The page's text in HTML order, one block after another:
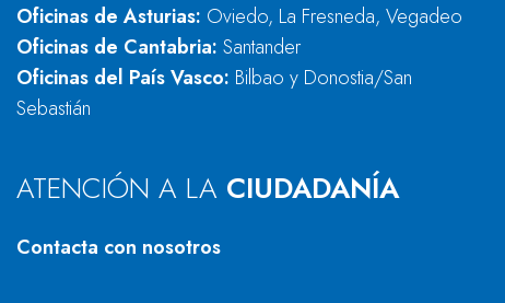
Oficinas de Asturias: Oviedo, La Fresneda, Vegadeo
Oficinas de Cantabria: Santander
Oficinas del País Vasco: Bilbao y Donostia/San
Sebastián
ATENCIÓN A LA CIUDADANÍA
Contacta con nosotros